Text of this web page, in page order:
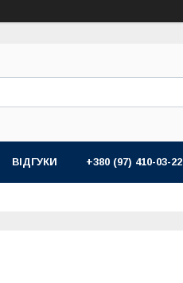
ВІДГУКИ +380 (97) 410-03-22